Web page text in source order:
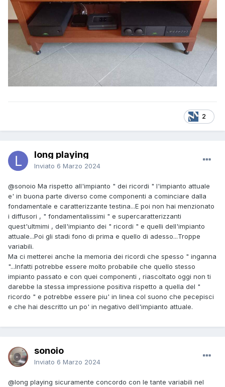
2
long playing
Inviato 6 Marzo 2024
@sonoio Ma rispetto all'impianto " dei ricordi " l'impianto attuale
e' in buona parte diverso come componenti a cominciare dalla
fondamentale e caratterizzante testina...E poi non hai menzionato
i diffusori , " fondamentalissimi " e supercaratterizzanti
quest'ultmimi , dell'impianto dei " ricordi " e quelli dell'impianto
attuale...Poi gli stadi fono di prima e quello di adesso...Troppe
variabili.
Ma ci metterei anche la memoria dei ricordi che spesso " inganna
"...Infatti potrebbe essere molto probabile che quello stesso
impianto passato e con quei componenti , riascoltato oggi non ti
darebbe la stessa impressione positiva rispetto a quella del "
ricordo " e potrebbe essere piu' in linea col suono che pecepisci
e che hai descritto un po' in negativo dell'impianto attuale.
sonoio
Inviato 6 Marzo 2024
@long playing sicuramente concordo con le tante variabili nel